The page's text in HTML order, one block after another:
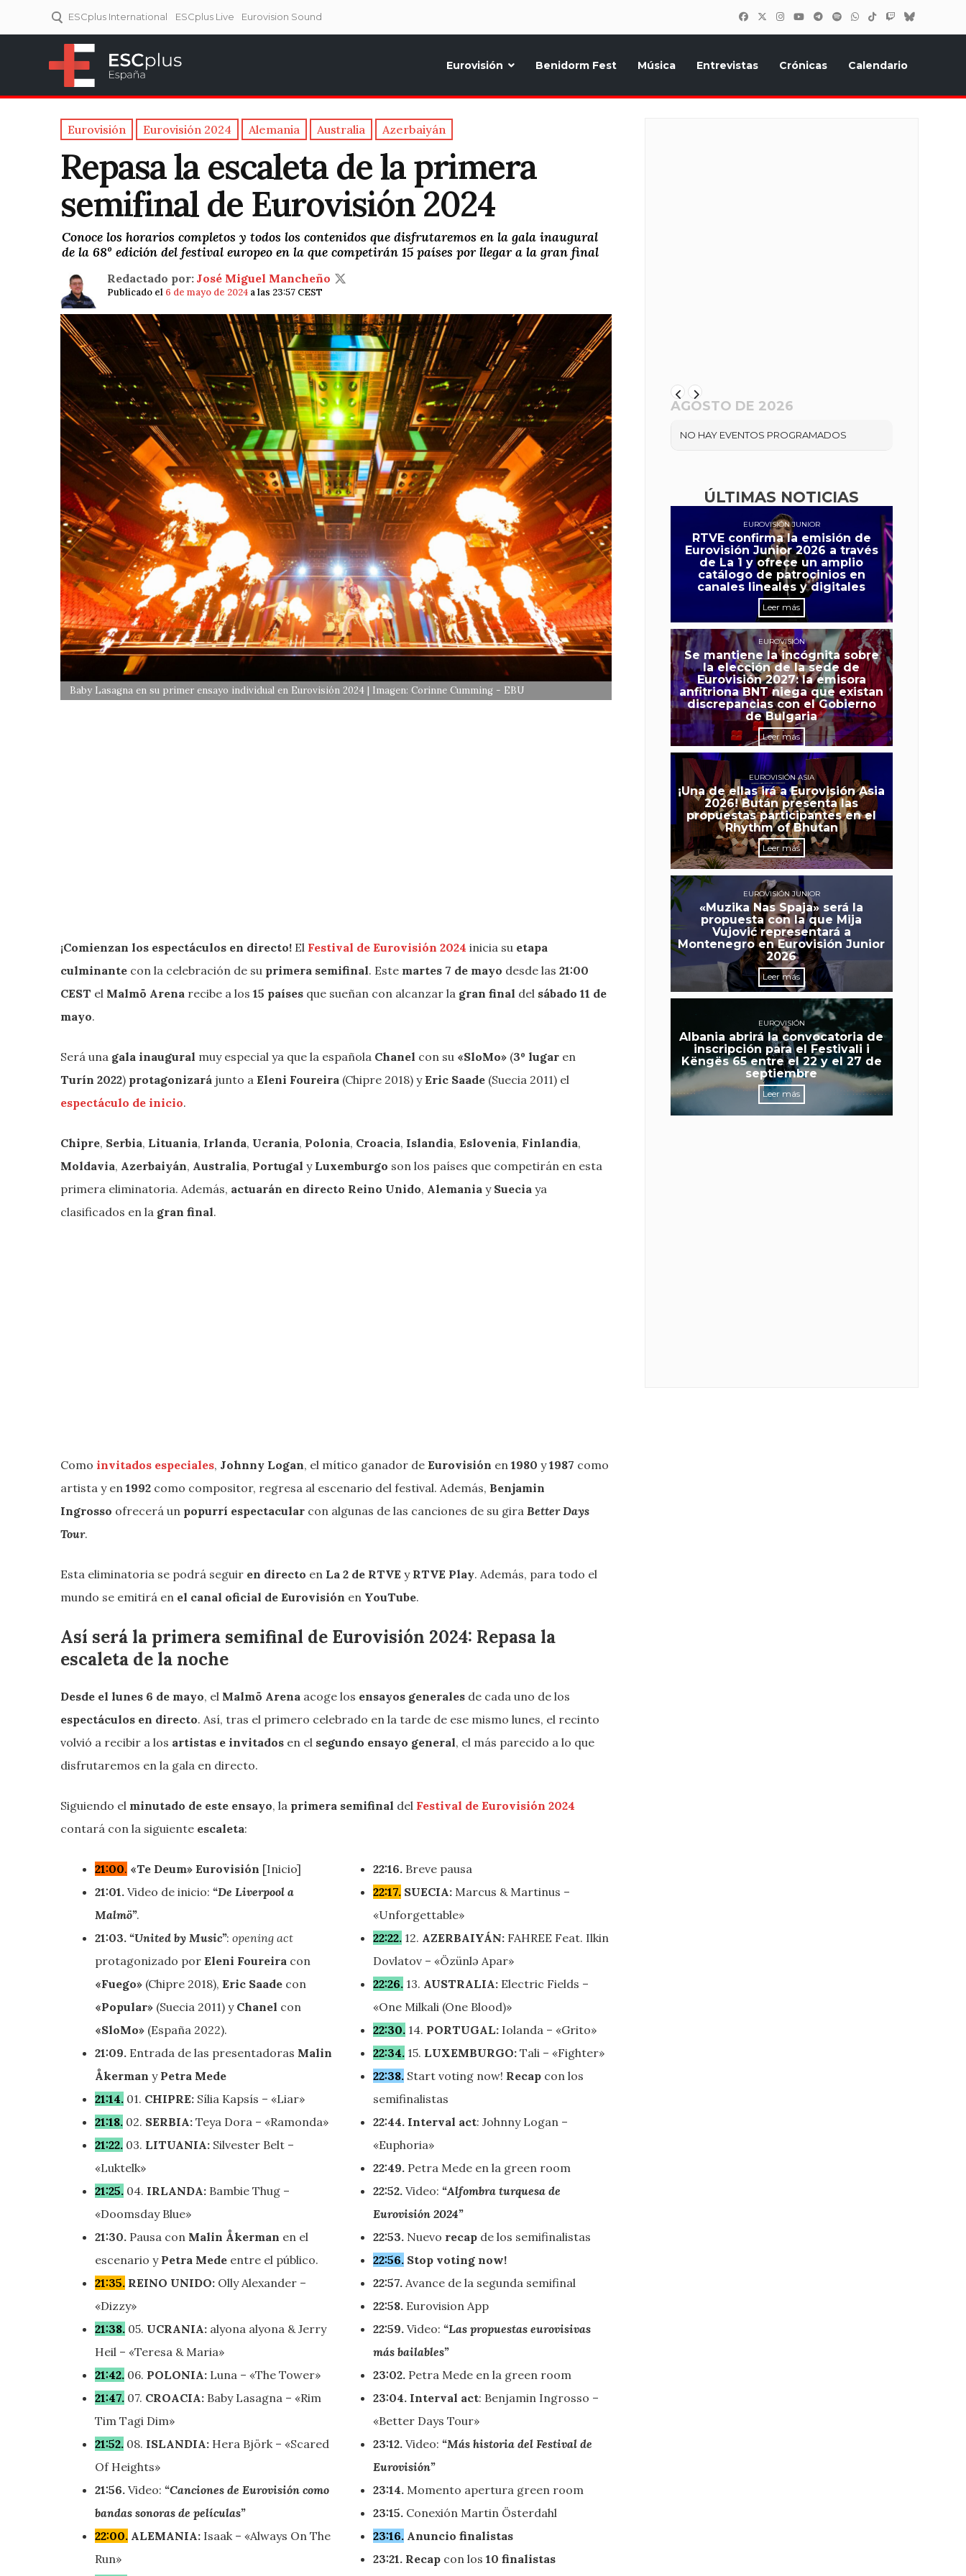
ESCplus International ESCplus Live Eurovision Sound
Eurovisión Benidorm Fest Música Entrevistas Crónicas Calendario
Eurovisión Eurovisión 2024 Alemania Australia Azerbaiyán
Repasa la escaleta de la primera
semifinal de Eurovisión 2024
Conoce los horarios completos y todos los contenidos que disfrutaremos en la gala inaugural
de la 68º edición del festival europeo en la que competirán 15 países por llegar a la gran final
Redactado por: José Miguel Mancheño
Publicado el 6 de mayo de 2024 a las 23:57 CEST
Baby Lasagna en su primer ensayo individual en Eurovisión 2024 | Imagen: Corinne Cumming - EBU
¡Comienzan los espectáculos en directo! El Festival de Eurovisión 2024 inicia su etapa
culminante con la celebración de su primera semifinal. Este martes 7 de mayo desde las 21:00
CEST el Malmö Arena recibe a los 15 países que sueñan con alcanzar la gran final del sábado 11 de
mayo.
Será una gala inaugural muy especial ya que la española Chanel con su «SloMo» (3º lugar en
Turín 2022) protagonizará junto a Eleni Foureira (Chipre 2018) yEric Saade (Suecia 2011) el
espectáculo de inicio.
Chipre, Serbia, Lituania, Irlanda, Ucrania, Polonia, Croacia, Islandia, Eslovenia, Finlandia,
Moldavia, Azerbaiyán, Australia, Portugal y Luxemburgo son los países que competirán en esta
primera eliminatoria. Además, actuarán en directo Reino Unido, Alemania y Suecia ya
clasificados en la gran final.
Como invitados especiales, Johnny Logan, el mítico ganador de Eurovisión en 1980 y1987 como
artista y en 1992 como compositor, regresa al escenario del festival. Además, Benjamin
Ingrosso ofrecerá un popurrí espectacular con algunas de las canciones de su gira Better Days
Tour.
Esta eliminatoria se podrá seguir en directo en La 2 de RTVE y RTVE Play. Además, para todo el
mundo se emitirá en el canal oficial de Eurovisión en YouTube.
Así será la primera semifinal de Eurovisión 2024: Repasa la
escaleta de la noche
Desde el lunes 6 de mayo, el Malmö Arena acoge los ensayos generales de cada uno de los
espectáculos en directo. Así, tras el primero celebrado en la tarde de ese mismo lunes, el recinto
volvió a recibir a los artistas e invitados en el segundo ensayo general, el más parecido a lo que
disfrutaremos en la gala en directo.
Siguiendo el minutado de este ensayo, la primera semifinal del Festival de Eurovisión 2024
contará con la siguiente escaleta:
21:00. «Te Deum» Eurovisión [Inicio]
21:01. Video de inicio: “De Liverpool a
Malmö”.
21:03. “United by Music”: opening act
protagonizado por Eleni Foureira con
«Fuego» (Chipre 2018), Eric Saade con
«Popular» (Suecia 2011) y Chanel con
«SloMo» (España 2022).
21:09. Entrada de las presentadoras Malin
Åkerman yPetra Mede
21:14. 01. CHIPRE: Sília Kapsís – «Liar»
21:18. 02. SERBIA: Teya Dora – «Ramonda»
21:22. 03. LITUANIA: Silvester Belt –
«Luktelk»
21:25. 04. IRLANDA: Bambie Thug –
«Doomsday Blue»
21:30. Pausa con Malin Åkerman en el
escenario y Petra Mede entre el público.
21:35. REINO UNIDO: Olly Alexander –
«Dizzy»
21:38. 05. UCRANIA: alyona alyona & Jerry
Heil – «Teresa & Maria»
21:42. 06. POLONIA: Luna – «The Tower»
21:47. 07. CROACIA: Baby Lasagna – «Rim
Tim Tagi Dim»
21:52. 08. ISLANDIA: Hera Björk – «Scared
Of Heights»
21:56. Video: “Canciones de Eurovisión como
bandas sonoras de películas”
22:00. ALEMANIA: Isaak – «Always On The
Run»
22:16. Breve pausa
22:17. SUECIA: Marcus & Martinus –
«Unforgettable»
22:22. 12. AZERBAIYÁN: FAHREE Feat. Ilkin
Dovlatov – «Özünlə Apar»
22:26. 13. AUSTRALIA: Electric Fields –
«One Milkali (One Blood)»
22:30. 14. PORTUGAL: Iolanda – «Grito»
22:34. 15. LUXEMBURGO: Tali – «Fighter»
22:38. Start voting now! Recap con los
semifinalistas
22:44. Interval act: Johnny Logan –
«Euphoria»
22:49. Petra Mede en la green room
22:52. Video:“Alfombra turquesa de
Eurovisión 2024”
22:53. Nuevo recap de los semifinalistas
22:56. Stop voting now!
22:57.Avance de la segunda semifinal
22:58. Eurovision App
22:59.Video:“Las propuestas eurovisivas
más bailables”
23:02. Petra Mede en la green room
23:04. Interval act: Benjamin Ingrosso –
«Better Days Tour»
23:12.Video:“Más historia del Festival de
Eurovisión”
23:14. Momento apertura green room
23:15. Conexión Martin Österdahl
23:16. Anuncio finalistas
23:21. Recap con los10 finalistas
AGOSTO DE 2026
NO HAY EVENTOS PROGRAMADOS
ÚLTIMAS NOTICIAS
EUROVISIÓN JUNIOR
RTVE confirma la emisión de
Eurovisión Junior 2026 a través
de La 1 y ofrece un amplio
catálogo de patrocinios en
canales lineales y digitales
Leer más
EUROVISIÓN
Se mantiene la incógnita sobre
la elección de la sede de
Eurovisión 2027: la emisora
anfitriona BNT niega que existan
discrepancias con el Gobierno
de Bulgaria
Leer más
EUROVISIÓN ASIA
¡Una de ellas irá a Eurovisión Asia
2026! Bután presenta las
propuestas participantes en el
Rhythm of Bhutan
Leer más
EUROVISIÓN JUNIOR
«Muzika Nas Spaja» será la
propuesta con la que Mija
Vujović representará a
Montenegro en Eurovisión Junior
2026
Leer más
EUROVISIÓN
Albania abrirá la convocatoria de
inscripción para el Festivali i
Këngës 65 entre el 22 y el 27 de
septiembre
Leer más